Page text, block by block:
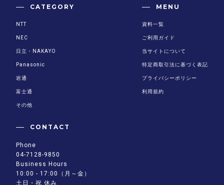
CATEGORY
NTT
NEC
日立・NAKAYO
Panasonic
岩通
富士通
その他
MENU
資料一覧
ご利用ガイド
当サイトについて
特定商取引法に基づく表記
プライバシーポリシー
利用規約
CONTACT
Phone
04-7128-9850
Business Hours
10:00 - 17:00（月～金）
土日・祝 休み